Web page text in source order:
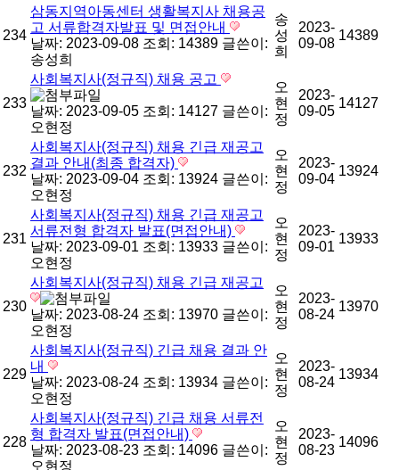
234
삼동지역아동센터 생활복지사 채용공
고 서류합격자발표 및 면접안내
날짜: 2023-09-08 조회: 14389 글쓴이:
송성희
송
성
희
2023-
09-08
14389
233
사회복지사(정규직) 채용 공고
날짜: 2023-09-05 조회: 14127 글쓴이:
오현정
오
현
정
2023-
09-05
14127
232
사회복지사(정규직) 채용 긴급 재공고
결과 안내(최종 합격자)
날짜: 2023-09-04 조회: 13924 글쓴이:
오현정
오
현
정
2023-
09-04
13924
231
사회복지사(정규직) 채용 긴급 재공고
서류전형 합격자 발표(면접안내)
날짜: 2023-09-01 조회: 13933 글쓴이:
오현정
오
현
정
2023-
09-01
13933
230
사회복지사(정규직) 채용 긴급 재공고
날짜: 2023-08-24 조회: 13970 글쓴이:
오현정
오
현
정
2023-
08-24
13970
229
사회복지사(정규직) 긴급 채용 결과 안
내
날짜: 2023-08-24 조회: 13934 글쓴이:
오현정
오
현
정
2023-
08-24
13934
228
사회복지사(정규직) 긴급 채용 서류전
형 합격자 발표(면접안내)
날짜: 2023-08-23 조회: 14096 글쓴이:
오현정
오
현
정
2023-
08-23
14096